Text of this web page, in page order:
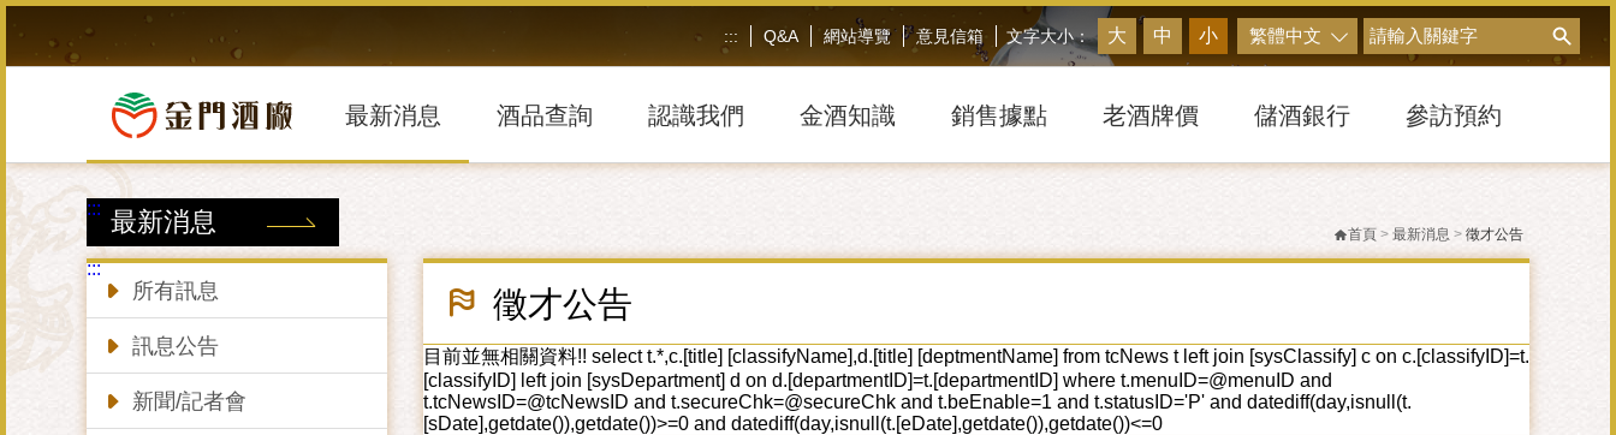
到
塊
搜尋
繁體中文
文字大小： 大 中 小
::: Q&A 網站導覽 意見信箱
最新消息 酒品查詢 認識我們 金酒知識 銷售據點 老酒牌價 儲酒銀行 參訪預約
:::
:::
最新消息
所有訊息
訊息公告
新聞/記者會
首頁 > 最新消息 > 徵才公告
徵才公告
目前並無相關資料!! select t.*,c.[title] [classifyName],d.[title] [deptmentName] from tcNews t left join [sysClassify] c on c.[classifyID]=t.
[classifyID] left join [sysDepartment] d on d.[departmentID]=t.[departmentID] where t.menuID=@menuID and
t.tcNewsID=@tcNewsID and t.secureChk=@secureChk and t.beEnable=1 and t.statusID='P' and datediff(day,isnull(t.
[sDate],getdate()),getdate())>=0 and datediff(day,isnull(t.[eDate],getdate()),getdate())<=0